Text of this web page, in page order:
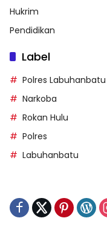
Hukrim
Pendidikan
Label
Polres Labuhanbatu
Narkoba
Rokan Hulu
Polres
Labuhanbatu